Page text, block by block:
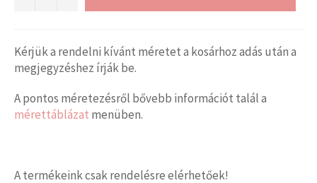
Kérjük a rendelni kívánt méretet a kosárhoz adás után a
megjegyzéshez írják be.
A pontos méretezésről bővebb információt talál a
mérettáblázat menüben.
A termékeink csak rendelésre elérhetőek!